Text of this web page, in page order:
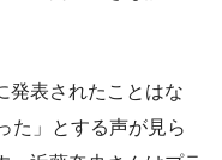
発表されたことはな
た」とする声が見ら